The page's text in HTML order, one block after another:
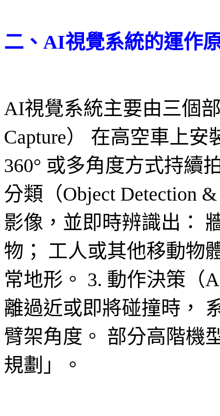
二、AI視覺系統的運作
AI視覺系統主要由三個
Capture） 在高空車上
360° 或多角度方式持續
分類（Object Detection
影像，並即時辨識出：
物； 工人或其他移動物
常地形。 3. 動作決策（
離過近或即將碰撞時，
臂架角度。 部分高階機
規劃」。